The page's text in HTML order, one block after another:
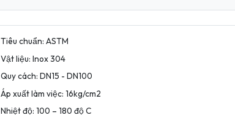
Tiêu chuẩn: ASTM
Vật liệu: Inox 304
Quy cách: DN15 - DN100
Áp xuất làm việc: 16kg/cm2
Nhiệt độ: 100 – 180 độ C